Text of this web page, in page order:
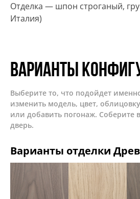
Отделка — шпон строганый,
Италия)
Варианты
Выберите то, что подойдет
изменить модель, цвет,
или добавить погонаж. Соберите
дверь.
Варианты отделки